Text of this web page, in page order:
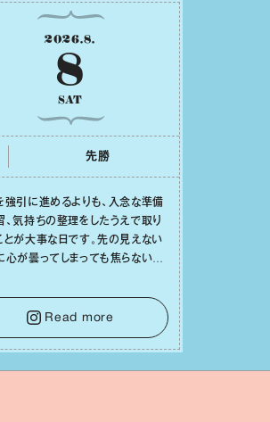
2026.8.
8
SAT
先勝
強引に進めるよりも、⼊念な準備
、気持ちの整理をしたうえで取り
とが⼤事な⽇です。先の⾒えない
⼼が曇ってしまっても焦らない
れていそうな⼈をいたわることに
いましょう。ここでしっかりとエ
ーを蓄え、困難を乗り越える⼒に
ょう。
Read more